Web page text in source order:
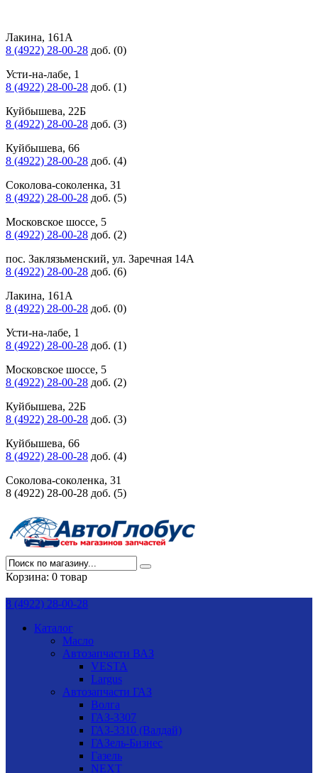
Лакина, 161А
8 (4922) 28-00-28 доб. (0)
Усти-на-лабе, 1
8 (4922) 28-00-28 доб. (1)
Куйбышева, 22Б
8 (4922) 28-00-28 доб. (3)
Куйбышева, 66
8 (4922) 28-00-28 доб. (4)
Соколова-соколенка, 31
8 (4922) 28-00-28 доб. (5)
Московское шоссе, 5
8 (4922) 28-00-28 доб. (2)
пос. Заклязьменский, ул. Заречная 14А
8 (4922) 28-00-28 доб. (6)
Лакина, 161А
8 (4922) 28-00-28 доб. (0)
Усти-на-лабе, 1
8 (4922) 28-00-28 доб. (1)
Московское шоссе, 5
8 (4922) 28-00-28 доб. (2)
Куйбышева, 22Б
8 (4922) 28-00-28 доб. (3)
Куйбышева, 66
8 (4922) 28-00-28 доб. (4)
Соколова-соколенка, 31
8 (4922) 28-00-28 доб. (5)
Корзина: 0 товар
8 (4922) 28-00-28
Каталог
Масло
Автозапчасти ВАЗ
VESTA
Largus
Автозапчасти ГАЗ
Волга
ГАЗ-3307
ГАЗ-3310 (Валдай)
ГАЗель-Бизнес
Газель
NEXT